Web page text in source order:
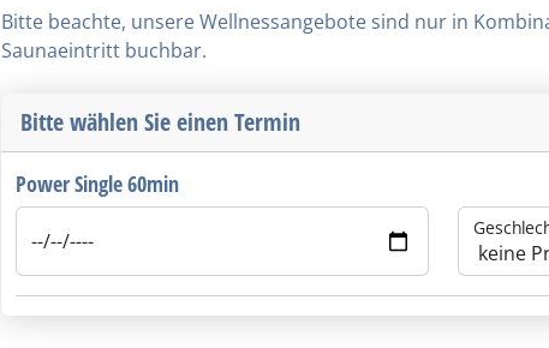
Bitte beachte, unsere Wellnessangebote sind nur in
Saunaeintritt buchbar.
Bitte wählen Sie einen Termin
Power Single 60min